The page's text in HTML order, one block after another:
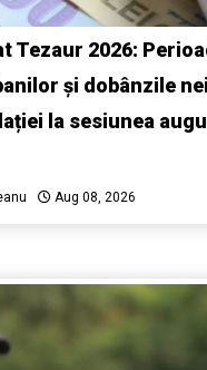
Tezaur 2026:
și dobânzile
la sesiunea
Aug 08, 2026